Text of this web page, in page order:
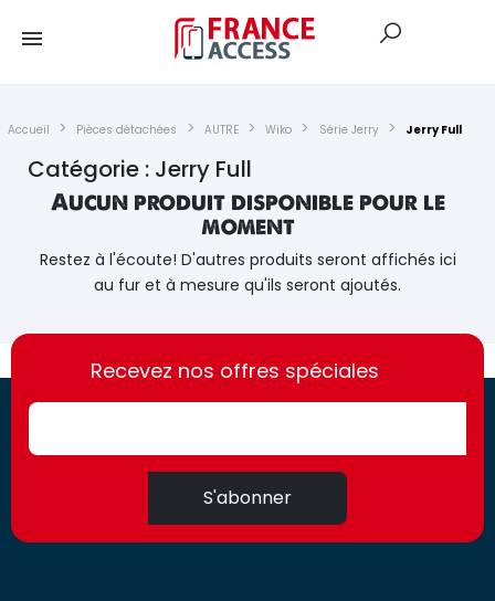
Accueil Pièces détachées AUTRE Wiko Série Jerry Jerry Full
Catégorie : Jerry Full
Aucun produit disponible pour le
moment
Restez à l'écoute! D'autres produits seront affichés ici
au fur et à mesure qu'ils seront ajoutés.
https://france-
access.fr
https://france-
access.fr
Recevez nos offres spéciales
S'abonner